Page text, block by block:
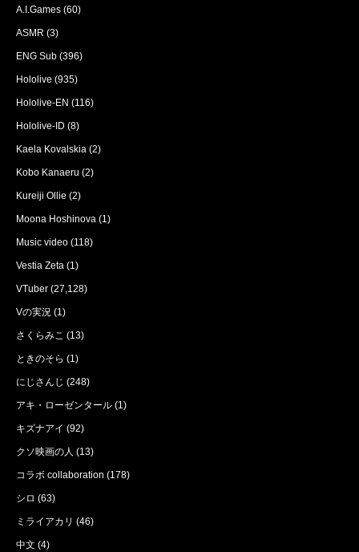
A.I.Games (60)
ASMR (3)
ENG Sub (396)
Hololive (935)
Hololive-EN (116)
Hololive-ID (8)
Kaela Kovalskia (2)
Kobo Kanaeru (2)
Kureiji Ollie (2)
Moona Hoshinova (1)
Music video (118)
Vestia Zeta (1)
VTuber (27,128)
Vの実況 (1)
さくらみこ (13)
ときのそら (1)
にじさんじ (248)
アキ・ローゼンタール (1)
キズナアイ (92)
クソ映画の人 (13)
コラボ collaboration (178)
シロ (63)
ミライアカリ (46)
中文 (4)